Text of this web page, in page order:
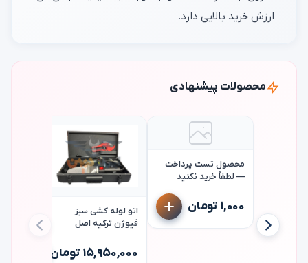
ارزش خرید بالایی دارد.
محصولات پیشنهادی
محصول تست پرداخت
— لطفاً خرید نکنید
۱,۰۰۰ تومان
اتو لوله کشی سبز
فیوژن ترکیه اصل
۱۵,۹۵۰,۰۰۰ تومان